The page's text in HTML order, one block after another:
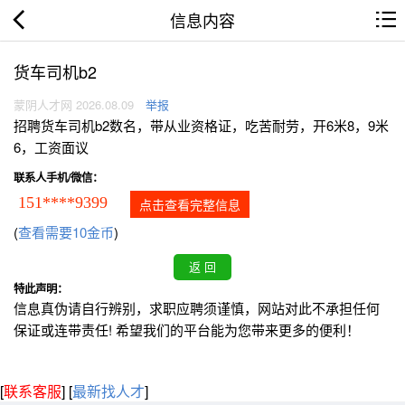
信息内容
货车司机b2
蒙阴人才网 2026.08.09 举报
招聘货车司机b2数名，带从业资格证，吃苦耐劳，开6米8，9米
6，工资面议
联系人手机/微信：
151****9399 点击查看完整信息
(查看需要10金币)
特此声明：
信息真伪请自行辨别，求职应聘须谨慎，网站对此不承担任何
保证或连带责任! 希望我们的平台能为您带来更多的便利！
[联系客服] [最新找人才]